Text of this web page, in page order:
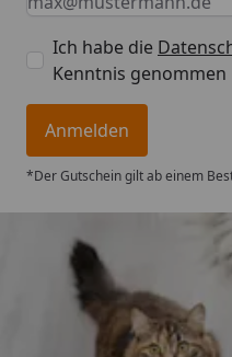
Ich habe die
Kenntnis genommen
Anmelden
*Der Gutschein gilt ab einem